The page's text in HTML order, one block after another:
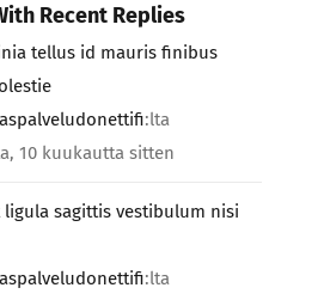
Recent Replies
tellus id mauris finibus
:lta
10 kuukautta sitten
ligula sagittis vestibulum nisi
:lta